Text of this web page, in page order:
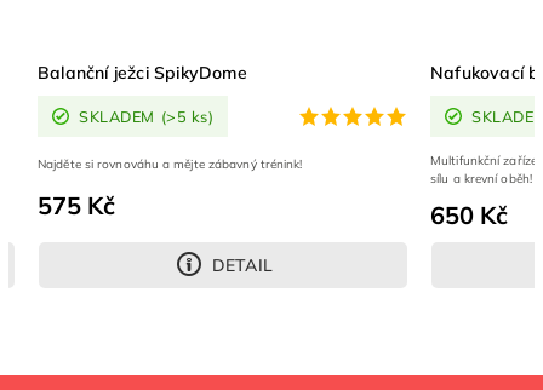
Balanční ježci SpikyDome
SKLADEM (>5 ks)
575 Kč
DETAIL
Najděte si rovnováhu a mějte zábavný trénink!
Nafukovací
650 Kč
Multifunkční
sílu a krevní oběh!